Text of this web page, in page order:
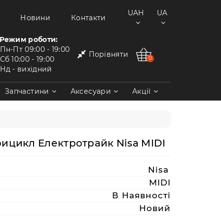
Новини Контакти
UAH UA
роботи:
Пн-Пт 09:00 - 19:00
Сб 10:00 - 19:00
Нд - вихідний
Порівняти 0
Запчастини Аксесуари Акції
Електротрайк Nisa MIDI
Nisa
MIDI
В Наявності
Новий